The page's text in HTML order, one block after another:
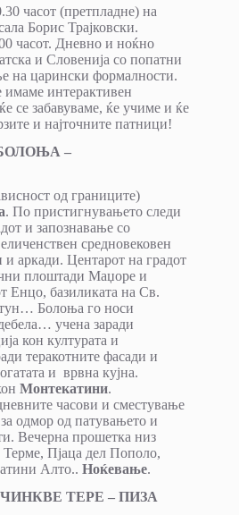
часот (претпладне) на
Борис Трајковски.
часот. Дневно и ноќно
и Словенија со попатни
на царински формалности.
имаме интерактивен
се забавуваме, ќе учиме и ќе
и најточните патници!
БОЛОЊА –
од границите)
. По пристигнувањето следи
и запознавање со
средновековен
и аркади. Центарот на градот
плоштади Маџоре и
Енцо, базиликата на Св.
Болоња го носи
учена заради
кон културата и
теракотните фасади и
и врвна кујна.
Монтекатини.
часови и сместување
одмор од патувањето и
Вечерна прошетка низ
Пјаца дел Пополо,
Алто.. Ноќевање.
ЧИНКВЕ ТЕРЕ – ПИЗА